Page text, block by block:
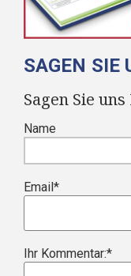
SAGEN SIE
Sagen Sie
Name
Email *
Ihr Kommentar:*